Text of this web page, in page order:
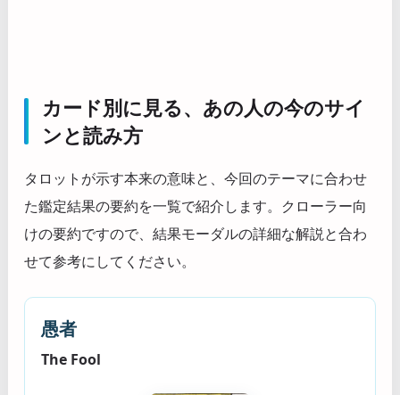
カード別に見る、あの人の今のサイ
ンと読み方
タロットが示す本来の意味と、今回のテーマに合わせ
た鑑定結果の要約を一覧で紹介します。クローラー向
けの要約ですので、結果モーダルの詳細な解説と合わ
せて参考にしてください。
愚者
The Fool